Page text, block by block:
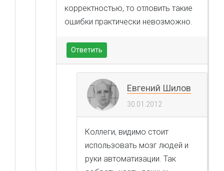
корректностью, то отловить такие
ошибки практически невозможно.
Ответить
Евгений Шилов
30.01.2012
Коллеги, видимо стоит
использовать мозг людей и
руки автоматизации. Так